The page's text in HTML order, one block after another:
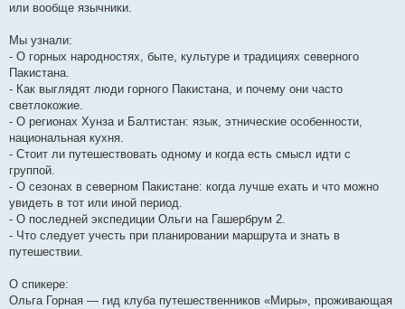
или вообще язычники.
Мы узнали:
- О горных народностях, быте, культуре и традициях северного
Пакистана.
- Как выглядят люди горного Пакистана, и почему они часто
светлокожие.
- О регионах Хунза и Балтистан: язык, этнические особенности,
национальная кухня.
- Стоит ли путешествовать одному и когда есть смысл идти с
группой.
- О сезонах в северном Пакистане: когда лучше ехать и что можно
увидеть в тот или иной период.
- О последней экспедиции Ольги на Гашербрум 2.
- Что следует учесть при планировании маршрута и знать в
путешествии.
О спикере:
Ольга Горная — гид клуба путешественников «Миры», проживающая